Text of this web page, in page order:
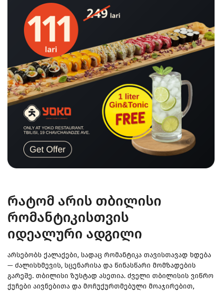
რატომ არის თბილისი
რომანტიკისთვის
იდეალური ადგილი
არსებობს ქალაქები, სადაც რომანტიკა თავისთავად ხდება
— ძალისხმევის, სცენარისა და წინასწარი მომზადების
გარეშე. თბილისი ზუსტად ასეთია. ძველი თბილისის ვიწრო
ქუჩები აივნებითა და მოჩუქურთმებული მოაჯირებით,